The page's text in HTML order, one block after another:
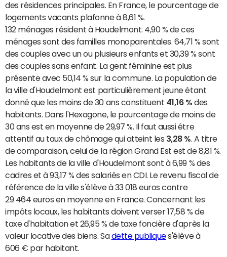
des résidences principales. En France, le pourcentage de
logements vacants plafonne à 8,61 %.
132 ménages résident à Houdelmont. 4,90 % de ces
ménages sont des familles monoparentales. 64,71 % sont
des couples avec un ou plusieurs enfants et 30,39 % sont
des couples sans enfant. La gent féminine est plus
présente avec 50,14 % sur la commune. La population de
la ville d'Houdelmont est particulièrement jeune étant
donné que les moins de 30 ans constituent 41,16 % des
habitants. Dans l'Hexagone, le pourcentage de moins de
30 ans est en moyenne de 29,97 %. Il faut aussi être
attentif au taux de chômage qui atteint les 3,28 % . A titre
de comparaison, celui de la région Grand Est est de 8,81 %.
Les habitants de la ville d'Houdelmont sont à 6,99 % des
cadres et à 93,17 % des salariés en CDI. Le revenu fiscal de
référence de la ville s'élève à 33 018 euros contre
29 464 euros en moyenne en France. Concernant les
impôts locaux, les habitants doivent verser 17,58 % de
taxe d'habitation et 26,95 % de taxe foncière d'après la
valeur locative des biens. Sadette publiques'élève à
606 € par habitant.